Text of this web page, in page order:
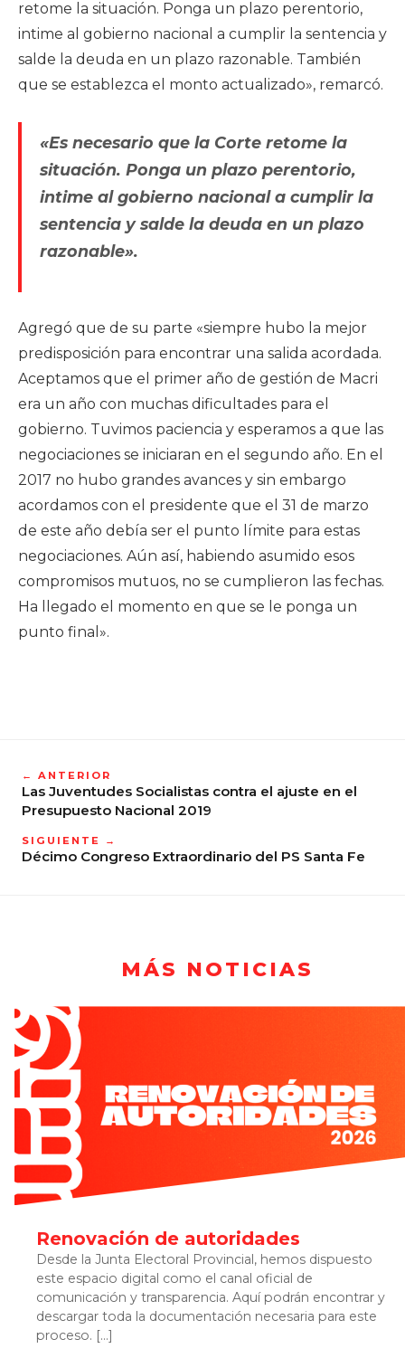
retome la situación. Ponga un plazo perentorio,
intime al gobierno nacional a cumplir la sentencia y
salde la deuda en un plazo razonable. También
que se establezca el monto actualizado», remarcó.
«Es necesario que la Corte retome la
situación. Ponga un plazo perentorio,
intime al gobierno nacional a cumplir la
sentencia y salde la deuda en un plazo
razonable».
Agregó que de su parte «siempre hubo la mejor
predisposición para encontrar una salida acordada.
Aceptamos que el primer año de gestión de Macri
era un año con muchas dificultades para el
gobierno. Tuvimos paciencia y esperamos a que las
negociaciones se iniciaran en el segundo año. En el
2017 no hubo grandes avances y sin embargo
acordamos con el presidente que el 31 de marzo
de este año debía ser el punto límite para estas
negociaciones. Aún así, habiendo asumido esos
compromisos mutuos, no se cumplieron las fechas.
Ha llegado el momento en que se le ponga un
punto final».
← ANTERIOR
Las Juventudes Socialistas contra el ajuste en el
Presupuesto Nacional 2019
SIGUIENTE →
Décimo Congreso Extraordinario del PS Santa Fe
MÁS NOTICIAS
Renovación de autoridades
Desde la Junta Electoral Provincial, hemos dispuesto
este espacio digital como el canal oficial de
comunicación y transparencia. Aquí podrán encontrar y
descargar toda la documentación necesaria para este
proceso. […]